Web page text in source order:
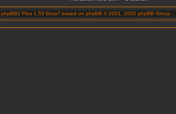
phpBB2 Plus 1.53 Beta7 based on phpBB © 2001, 2002 phpBB Group ::